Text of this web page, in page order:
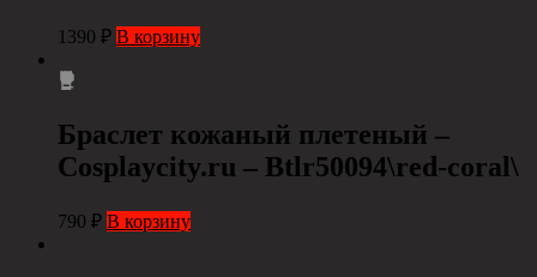
1390 ₽ В корзину
Браслет кожаный плетеный –
Cosplaycity.ru – Btlr50094\red-coral\
790 ₽ В корзину